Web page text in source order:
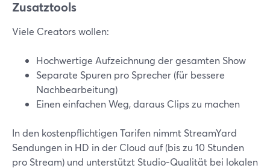
Zusatztools
Viele Creators wollen:
Hochwertige Aufzeichnung der gesamten Show
Separate Spuren pro Sprecher (für bessere
Nachbearbeitung)
Einen einfachen Weg, daraus Clips zu machen
In den kostenpflichtigen Tarifen nimmt StreamYard
Sendungen in HD in der Cloud auf (bis zu 10 Stunden
pro Stream) und unterstützt Studio-Qualität bei lokalen